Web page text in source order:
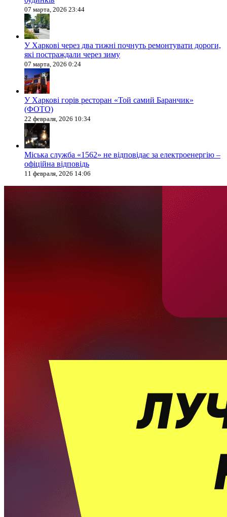
07 марта, 2026 23:44
У Харкові через два тижні почнуть ремонтувати дороги,
які постраждали через зиму
07 марта, 2026 0:24
У Харкові горів ресторан «Той самий Баранчик»
(ФОТО)
22 февраля, 2026 10:34
Міська служба «1562» не відповідає за електроенергію –
офіційна відповідь
11 февраля, 2026 14:06